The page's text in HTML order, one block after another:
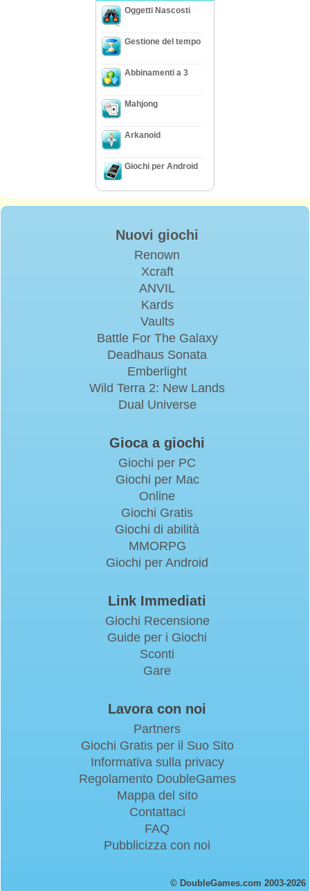
Oggetti Nascosti
Gestione del tempo
Abbinamenti a 3
Mahjong
Arkanoid
Giochi per Android
Nuovi giochi
Renown
Xcraft
ANVIL
Kards
Vaults
Battle For The Galaxy
Deadhaus Sonata
Emberlight
Wild Terra 2: New Lands
Dual Universe
Gioca a giochi
Giochi per PC
Giochi per Mac
Online
Giochi Gratis
Giochi di abilità
MMORPG
Giochi per Android
Link Immediati
Giochi Recensione
Guide per i Giochi
Sconti
Gare
Lavora con noi
Partners
Giochi Gratis per il Suo Sito
Informativa sulla privacy
Regolamento DoubleGames
Mappa del sito
Contattaci
FAQ
Pubblicizza con noi
© DoubleGames.com 2003-2026